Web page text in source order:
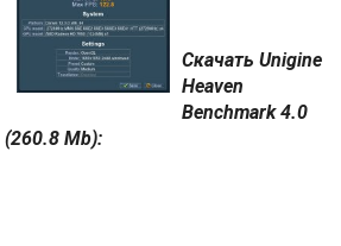
Скачать Unigine
Heaven
Benchmark 4.0
(260.8 Mb):